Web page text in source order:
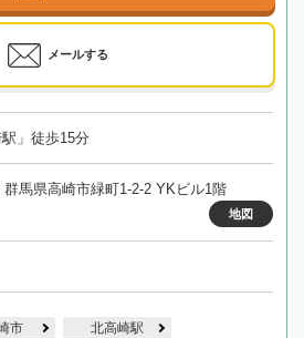
メールする
」徒歩15分
群馬県高崎市緑町1-2-2 YKビル1階
地図
市 北高崎駅